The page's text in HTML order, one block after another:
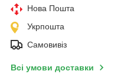
Нова Пошта
Укрпошта
Самовивіз
Всі умови доставки